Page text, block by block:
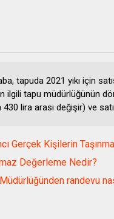
tapuda 2021 yıkı için
ilgili tapu müdürlüğünün
lira arası değişir) ve
Gerçek Kişilerin
Değerleme Nedir?
randevu